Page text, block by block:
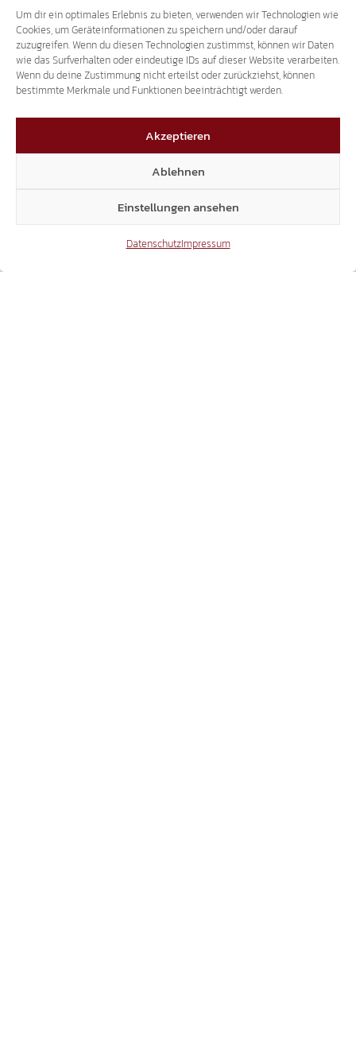
Um dir ein optimales Erlebnis zu bieten, verwenden wir Technologien wie
Cookies, um Geräteinformationen zu speichern und/oder darauf
zuzugreifen. Wenn du diesen Technologien zustimmst, können wir Daten
wie das Surfverhalten oder eindeutige IDs auf dieser Website verarbeiten.
Wenn du deine Zustimmung nicht erteilst oder zurückziehst, können
bestimmte Merkmale und Funktionen beeinträchtigt werden.
Akzeptieren
Ablehnen
Einstellungen ansehen
DatenschutzImpressum
UNSER APPELL AN DIE MEDIEN ZUR
VERWENDUNG DEUTSCHER ORTSNAMEN
27.01.2026
ZUM NACHSEHEN
WEBINAR: HEIMAT IM OHR – UNSER TIROLER